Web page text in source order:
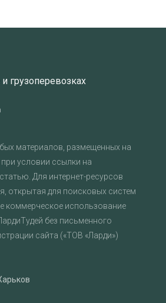
грузоперевозках
материалов, размещенных на
условии ссылки на
Для интернет-ресурсов
открытая для поисковых систем
коммерческое использование
без письменного
сайта («ТОВ «Ларди»)